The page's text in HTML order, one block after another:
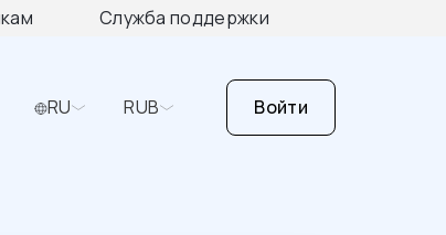
Служба поддержки
RU RUB Войти